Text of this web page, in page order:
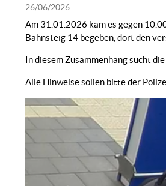
26/06/2026
Am 31.01.2026 kam es gegen
Bahnsteig 14 begeben, dort den
In diesem Zusammenhang sucht
Alle Hinweise sollen bitte der